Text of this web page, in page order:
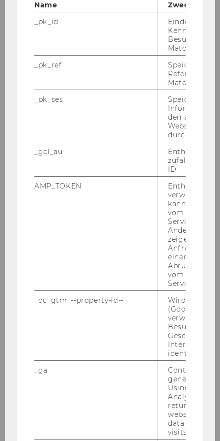
Ass.Proj. Posch Arthur 2014
Ass.Proj. Noval Laura 2014
Laura Noval, MBA
Ass. Proj. Marchgraber Christoph
Ass.Proj. Löhndorf Birgit 2014
Dr. Birgit Löhndorf
Ass.Proj. Krumay Barbara 2014
Dr. Barbara Krumay, MSc
o. Univ.Prof. Dr. Chris­toph Ba­delt, Rek­tor
_______________________________________________
______________________________________
75) Richt­li­nie zur Ge­stal­tung
von ÖH-​Wahlwerbung an der
_______________________________________________
______________________________________
Name
Zweck
_pk_id
Eindeutige
Besuchers
Matomo.
_pk_ref
Speicherung
Referrers
Matomo.
_pk_ses
Speicherung
den aktuellen
durch
_gcl_au
Enthält eine
ID.
AMP_TOKEN
Enthält ein
verwendet
kann, um
vom AMP-
Service
Andere
zeigen Opt-
Anfrage im
einen Fehler
Abrufen
vom AMP
Service an.
_dc_gtm_--property-id--
Wird von
(Google Tag
verwendet,
Besucher
Geschlecht
Interessen zu
identifizieren.
_ga
Contains a
generated
Using this
Analytics can
returning
website and
data from
visits.